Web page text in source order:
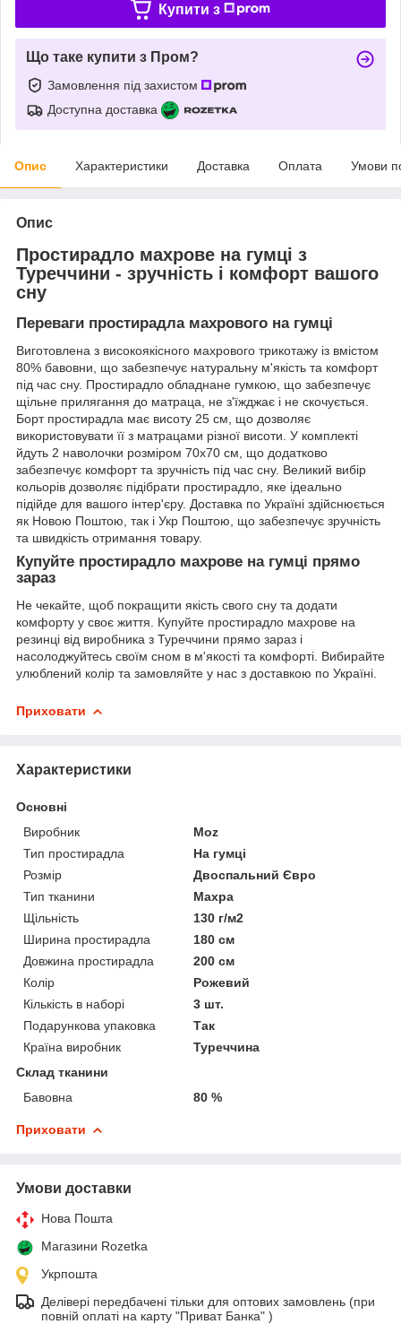
Купити з
Що таке купити з Пром?
Замовлення під захистом
Доступна доставка
Опис Характеристики Доставка Оплата Умови
Опис
Простирадло махрове на гумці з
Туреччини - зручність і комфорт вашого
сну
Переваги простирадла махрового на гумці
Виготовлена з високоякісного махрового трикотажу із вмістом
80% бавовни, що забезпечує натуральну м'якість та комфорт
під час сну. Простирадло обладнане гумкою, що забезпечує
щільне прилягання до матраца, не з'їжджає і не скочується.
Борт простирадла має висоту 25 см, що дозволяє
використовувати її з матрацами різної висоти. У комплекті
йдуть 2 наволочки розміром 70х70 см, що додатково
забезпечує комфорт та зручність під час сну. Великий вибір
кольорів дозволяє підібрати простирадло, яке ідеально
підійде для вашого інтер'єру. Доставка по Україні здійснюється
як Новою Поштою, так і Укр Поштою, що забезпечує зручність
та швидкість отримання товару.
Купуйте простирадло махрове на гумці прямо
зараз
Не чекайте, щоб покращити якість свого сну та додати
комфорту у своє життя. Купуйте простирадло махрове на
резинці від виробника з Туреччини прямо зараз і
насолоджуйтесь своїм сном в м'якості та комфорті. Вибирайте
улюблений колір та замовляйте у нас з доставкою по Україні.
Приховати
Характеристики
Основні
Виробник
Moz
Тип простирадла
На гумці
Розмір
Двоспальний Євро
Тип тканини
Махра
Щільність
130 г/м2
Ширина простирадла
180 см
Довжина простирадла
200 см
Колір
Рожевий
Кількість в наборі
3 шт.
Подарункова упаковка
Так
Країна виробник
Туреччина
Склад тканини
Бавовна
80 %
Приховати
Умови доставки
Нова Пошта
Магазини Rozetka
Укрпошта
Делівері передбачені тільки для оптових замовлень (при
повній оплаті на карту "Приват Банка" )